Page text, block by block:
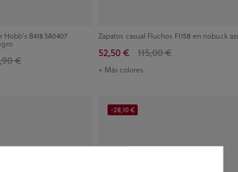
Hobb's B4183A0407
€
Zapatos casual Fluchos F1158 en nobuck
52,50 € 115,00 €
+ Más colores
-28,10 €